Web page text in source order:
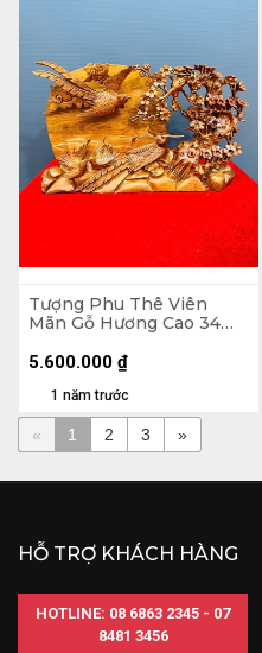
Tượng Phu Thê Viên
Mãn Gỗ Hương Cao 34
1 năm trước
5.600.000 ₫
« 1 2 3 »
HỖ TRỢ KHÁCH HÀNG
HOTLINE: 08 6863 2345 - 07
8481 3456